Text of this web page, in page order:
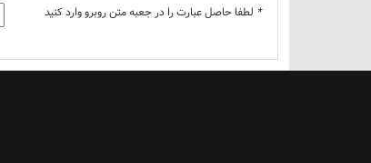
* لطفا حاصل عبارت را در جعبه متن روبرو وارد کنید